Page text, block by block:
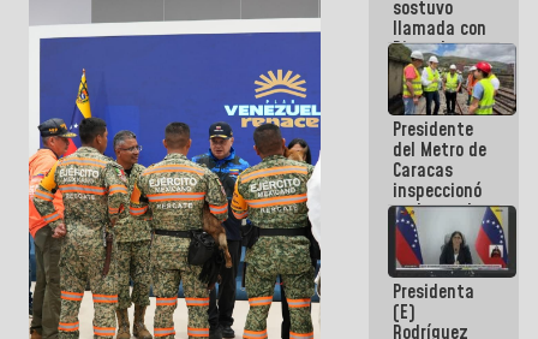
sostuvo
llamada con
Dinorah
Figuera y
acuerdan
primer
encuentro
presencial
para el
diálogo
Presidente
del Metro de
Caracas
inspeccionó
trabajos de
rehabilitación
y
modernización
de la vía
férrea
Presidenta
(E)
Rodríguez